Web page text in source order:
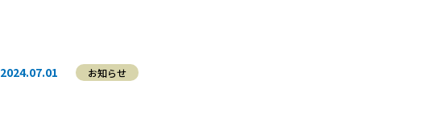
2024.07.01 お知らせ